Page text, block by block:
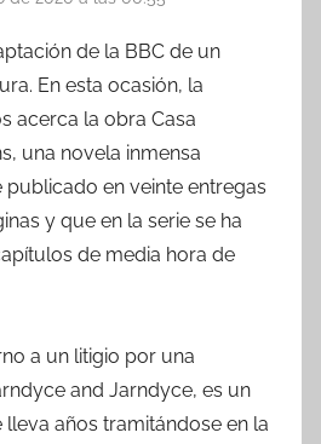
de la BBC de un
En esta ocasión, la
acerca la obra Casa
una novela inmensa
en veinte entregas
y que en la serie se ha
de media hora de
a un litigio por una
and Jarndyce, es un
años tramitándose en la